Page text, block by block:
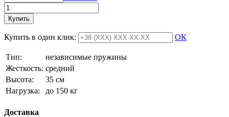
Купить
Купить в один клик: ОК
Тип:
независимые пружины
Жесткость: средний
Высотa:
35 см
Нагрузка:
до 150 кг
Доставка